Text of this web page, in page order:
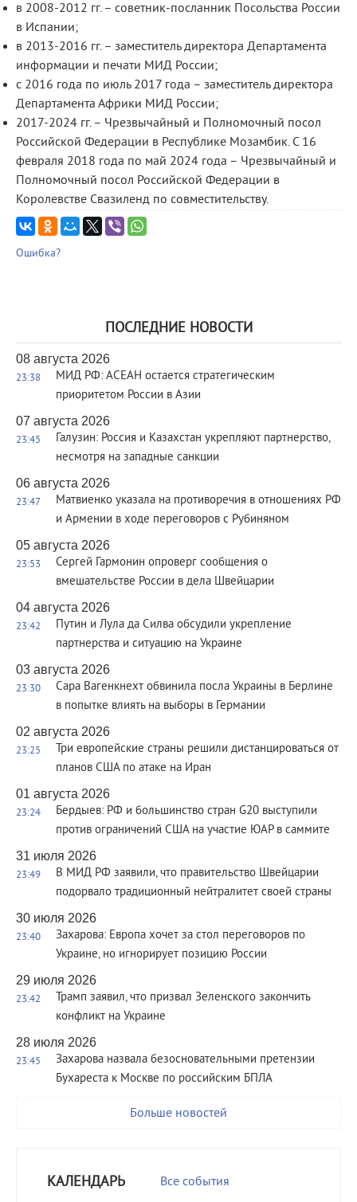
в 2008-2012 гг. – советник-посланник Посольства России
в Испании;
в 2013-2016 гг. – заместитель директора Департамента
информации и печати МИД России;
с 2016 года по июль 2017 года – заместитель директора
Департамента Африки МИД России;
2017-2024 гг. – Чрезвычайный и Полномочный посол
Российской Федерации в Республике Мозамбик. С 16
февраля 2018 года по май 2024 года – Чрезвычайный и
Полномочный посол Российской Федерации в
Королевстве Свазиленд по совместительству.
Ошибка?
ПОСЛЕДНИЕ НОВОСТИ
08 августа 2026
23:38
МИД РФ: АСЕАН остается стратегическим
приоритетом России в Азии
07 августа 2026
23:45
Галузин: Россия и Казахстан укрепляют партнерство,
несмотря на западные санкции
06 августа 2026
23:47
Матвиенко указала на противоречия в отношениях РФ
и Армении в ходе переговоров с Рубиняном
05 августа 2026
23:53
Сергей Гармонин опроверг сообщения о
вмешательстве России в дела Швейцарии
04 августа 2026
23:42
Путин и Лула да Силва обсудили укрепление
партнерства и ситуацию на Украине
03 августа 2026
23:30
Сара Вагенкнехт обвинила посла Украины в Берлине
в попытке влиять на выборы в Германии
02 августа 2026
23:25
Три европейские страны решили дистанцироваться от
планов США по атаке на Иран
01 августа 2026
23:24
Бердыев: РФ и большинство стран G20 выступили
против ограничений США на участие ЮАР в саммите
31 июля 2026
23:49
В МИД РФ заявили, что правительство Швейцарии
подорвало традиционный нейтралитет своей страны
30 июля 2026
23:40
Захарова: Европа хочет за стол переговоров по
Украине, но игнорирует позицию России
29 июля 2026
23:42
Трамп заявил, что призвал Зеленского закончить
конфликт на Украине
28 июля 2026
23:45
Захарова назвала безосновательными претензии
Бухареста к Москве по российским БПЛА
Больше новостей
КАЛЕНДАРЬ Все события